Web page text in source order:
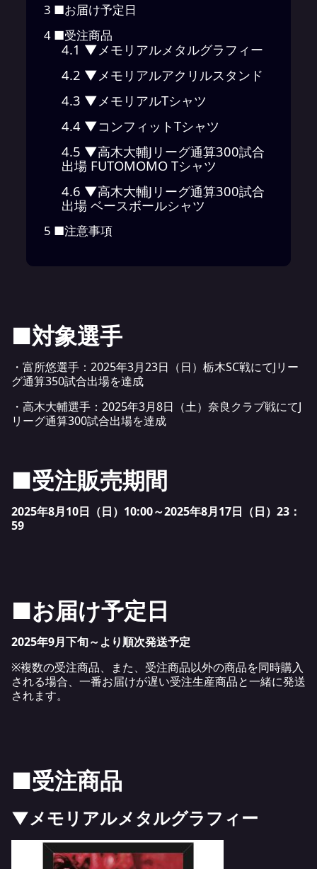
3 ■お届け予定日
4 ■受注商品
4.1 ▼メモリアルメタルグラフィー
4.2 ▼メモリアルアクリルスタンド
4.3 ▼メモリアルTシャツ
4.4 ▼コンフィットTシャツ
4.5 ▼高木大輔Jリーグ通算300試合
出場 FUTOMOMO Tシャツ
4.6 ▼高木大輔Jリーグ通算300試合
出場 ベースボールシャツ
5 ■注意事項
■対象選手
・富所悠選手：2025年3月23日（日）栃木SC戦にてJリー
グ通算350試合出場を達成
・高木大輔選手：2025年3月8日（土）奈良クラブ戦にてJ
リーグ通算300試合出場を達成
■受注販売期間
2025年8月10日（日）10:00～2025年8月17日（日）23：
59
■お届け予定日
2025年9月下旬～より順次発送予定
※複数の受注商品、また、受注商品以外の商品を同時購入
される場合、一番お届けが遅い受注生産商品と一緒に発送
されます。
■受注商品
▼メモリアルメタルグラフィー